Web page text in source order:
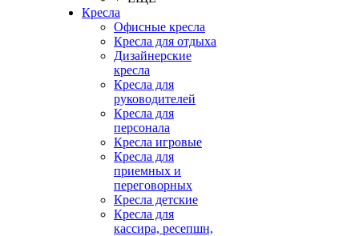
Кресла
Офисные кресла
Кресла для отдыха
Дизайнерские
кресла
Кресла для
руководителей
Кресла для
персонала
Кресла игровые
Кресла для
приемных и
переговорных
Кресла детские
Кресла для
кассира, ресепшн,